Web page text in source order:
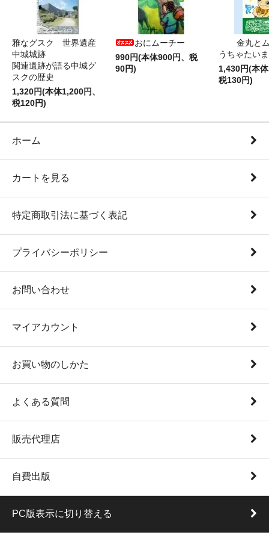
雅なグスク 世界遺産
中城城跡
関連遺跡が語る中城グ
スクの歴史
1,320円(本体1,200円、
税120円)
おにムーチー
990円(本体900円、税
90円)
金丸と
うちゃたい
1,430円(本
税130円)
ホーム
カートを見る
特定商取引法に基づく表記
プライバシーポリシー
お問い合わせ
マイアカウント
お買い物のしかた
よくある質問
販売代理店
自費出版
PC版表示に切り替える